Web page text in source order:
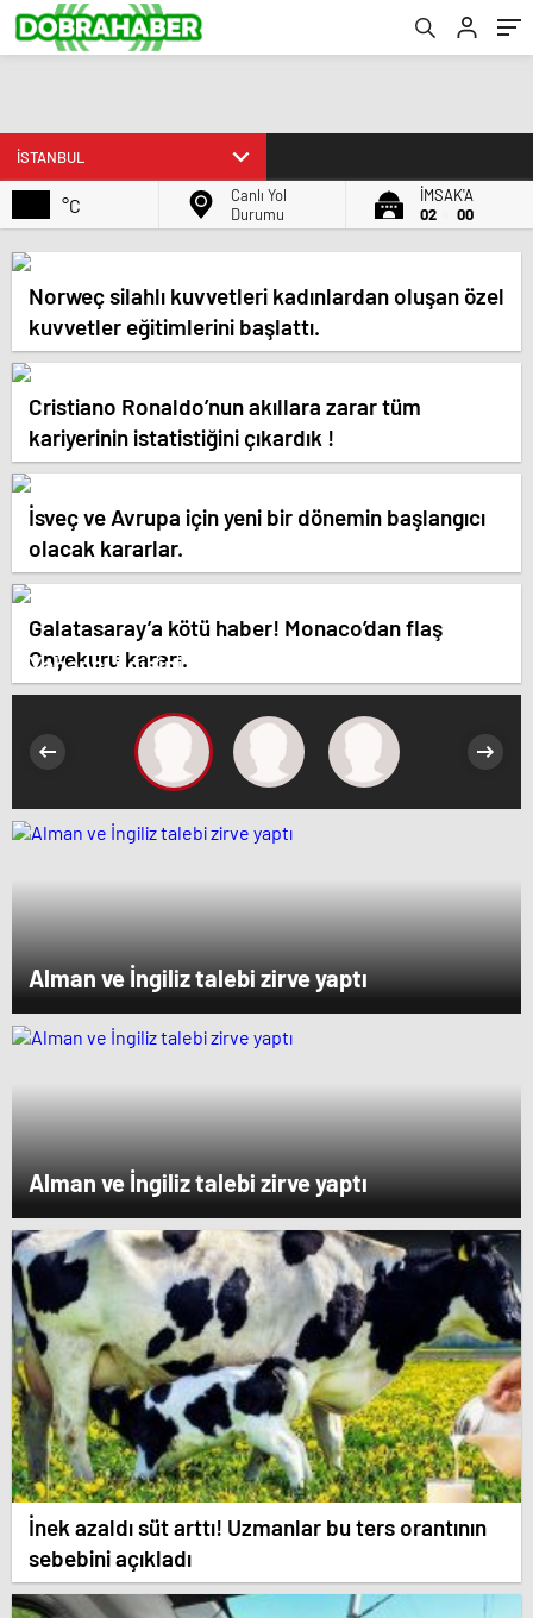
°C
Canlı Yol
Durumu
İMSAK'A
02
00
Norweç silahlı kuvvetleri kadınlardan oluşan özel
kuvvetler eğitimlerini başlattı.
Cristiano Ronaldo’nun akıllara zarar tüm
kariyerinin istatistiğini çıkardık !
İsveç ve Avrupa için yeni bir dönemin başlangıcı
olacak kararlar.
Galatasaray’a kötü haber! Monaco’dan flaş
Onyekuru kararı.
Yabancı ilgisini üzerine çeken yerli hisseler
Alman ve İngiliz talebi zirve yaptı
Alman ve İngiliz talebi zirve yaptı
İnek azaldı süt arttı! Uzmanlar bu ters orantının
sebebini açıkladı